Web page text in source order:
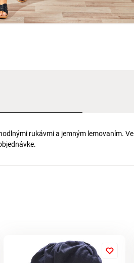
rukávmi a jemným lemovaním.